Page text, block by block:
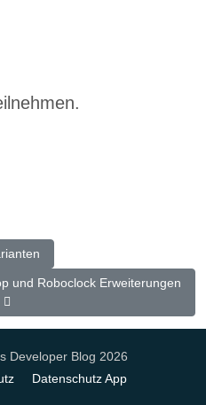
Die Varianten
RoPoCop und Roboclock
und Roboclock Erweiterungen
Developer Blog 2026
Datenschutz App